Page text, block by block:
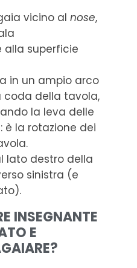
vicino al nose,
alla superficie
in un ampio arco
coda della tavola,
la leva delle
la rotazione dei
lato destro della
sinistra (e
INSEGNANTE
E